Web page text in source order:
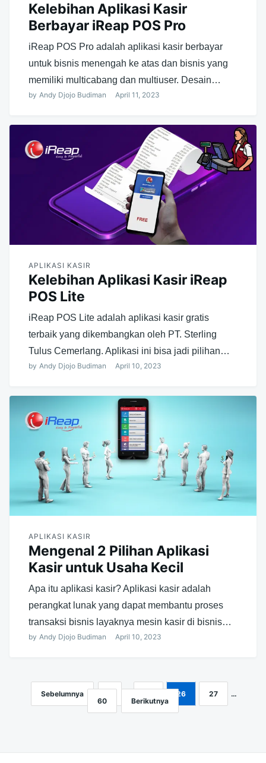
Kelebihan Aplikasi Kasir
Berbayar iReap POS Pro
iReap POS Pro adalah aplikasi kasir berbayar
untuk bisnis menengah ke atas dan bisnis yang
memiliki multicabang dan multiuser. Desain…
by Andy Djojo Budiman April 11, 2023
APLIKASI KASIR
Kelebihan Aplikasi Kasir iReap
POS Lite
iReap POS Lite adalah aplikasi kasir gratis
terbaik yang dikembangkan oleh PT. Sterling
Tulus Cemerlang. Aplikasi ini bisa jadi pilihan…
by Andy Djojo Budiman April 10, 2023
APLIKASI KASIR
Mengenal 2 Pilihan Aplikasi
Kasir untuk Usaha Kecil
Apa itu aplikasi kasir? Aplikasi kasir adalah
perangkat lunak yang dapat membantu proses
transaksi bisnis layaknya mesin kasir di bisnis…
by Andy Djojo Budiman April 10, 2023
Navigasi
pos
Sebelumnya 26 27
…
60
Berikutnya